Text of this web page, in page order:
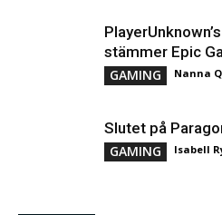
stämmer Epic
GAMING Nanna
Slutet på
GAMING Isabell